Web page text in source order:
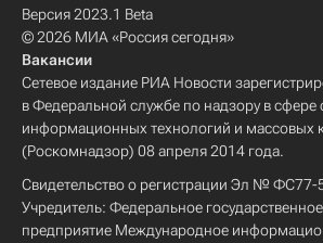
Версия 2023.1 Beta
© 2026 МИА «Россия сегодня»
Вакансии
Сетевое издание РИА Новости
в Федеральной службе по надзору в сфере
информационных технологий и массовых
(Роскомнадзор) 08 апреля 2014 года.
Свидетельство о регистрации Эл № ФС77-
Учредитель: Федеральное
предприятие Международное